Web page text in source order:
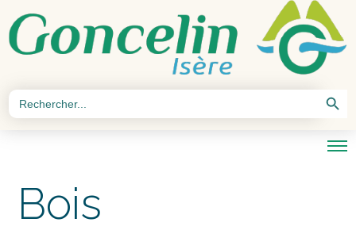
Search
for:
Search Button
Bois